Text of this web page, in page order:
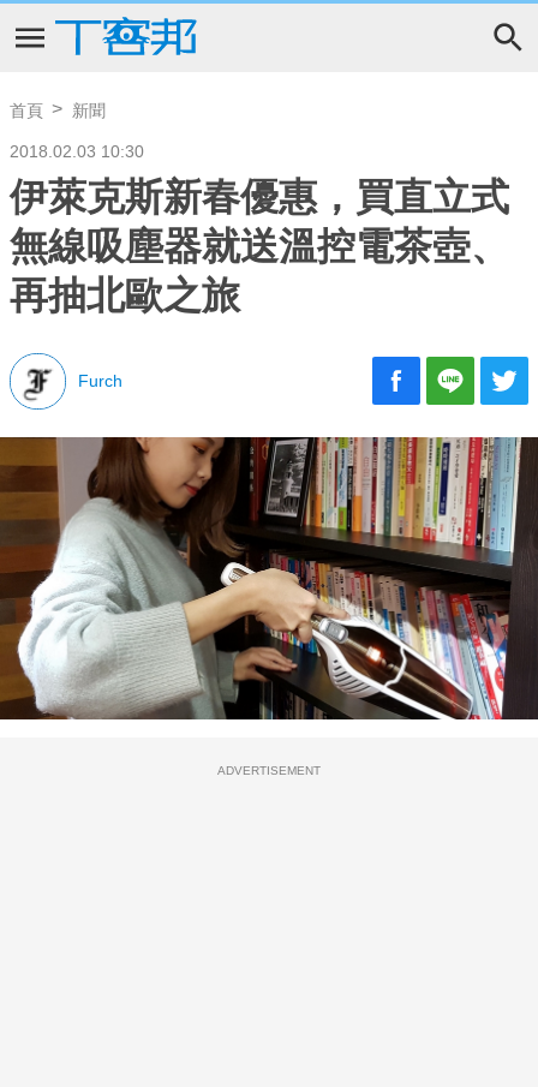
首頁 新聞
2018.02.03 10:30
伊萊克斯新春優惠，買直立式
無線吸塵器就送溫控電茶壺、
再抽北歐之旅
Furch
ADVERTISEMENT